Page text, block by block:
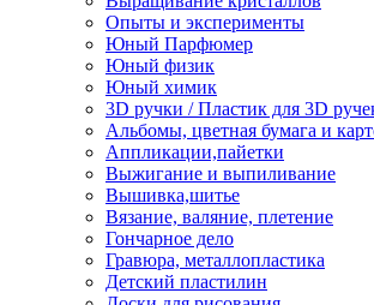
Опыты и эксперименты
Юный Парфюмер
Юный физик
Юный химик
3D ручки / Пластик для 3D
Альбомы, цветная бумага и
Аппликации,пайетки
Выжигание и выпиливание
Вышивка,шитье
Вязание, валяние, плетение
Гончарное дело
Гравюра, металлопластика
Детский пластилин